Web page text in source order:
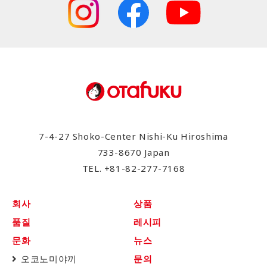
7-4-27 Shoko-Center Nishi-Ku Hiroshima
733-8670 Japan
TEL. +81-82-277-7168
회사
품질
상품
레시피
문화
오코노미야끼
뉴스
문의